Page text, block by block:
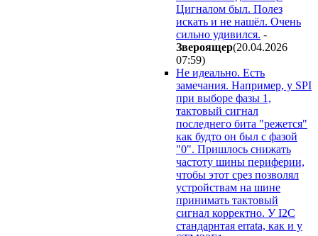
Цигналом был. Полез
искать и не нашёл. Очень
сильно удивился. -
Звepoящep(20.04.2026
07:59)
Не идеально. Есть
замечания. Например, у SPI
при выборе фазы 1,
тактовый сигнал
последнего бита "режется"
как будто он был с фазой
"0". Пришлось снижать
частоту шины периферии,
чтобы этот срез позволял
устройствам на шине
принимать тактовый
сигнал корректно. У I2C
стандарнтая errata, как и у